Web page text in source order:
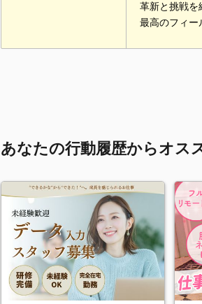
革新と挑戦を
最高のフィー
あなたの行動履歴からオス